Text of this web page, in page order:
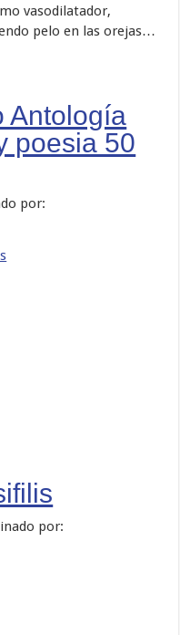
vasodilatador,
pelo en las orejas…
Antología
poesia 50
por:
por: